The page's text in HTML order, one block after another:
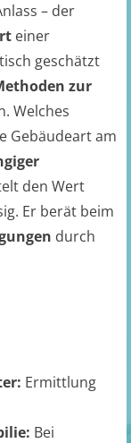
– der
einer
geschätzt
zur
Welches
Gebäudeart am
den Wert
Er berät beim
durch
Ermittlung
Bei